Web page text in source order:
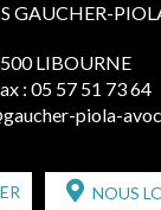
GAUCHER-
LIBOURNE
: 05 57 51 73 64
piola-
NOUS